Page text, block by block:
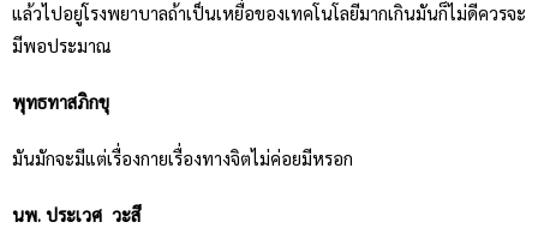
แล้วไปอยู่โรงพยาบาลถ้าเป็นเหยื่อของเทคโนโลยีมากเกินมันก็ไม่ดีควรจะ
มีพอประมาณ
พุทธทาสภิกขุ
มันมักจะมีแต่เรื่องกายเรื่องทางจิตไม่ค่อยมีหรอก
นพ. ประเวศ วะสี